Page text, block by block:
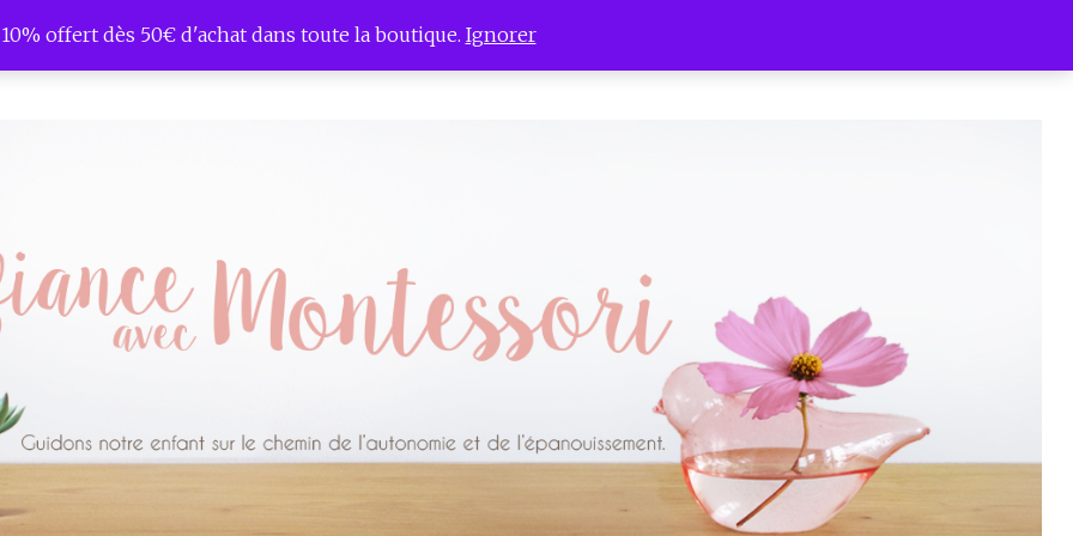
10% offert dès 50€ d'achat dans toute la boutique. Ignorer